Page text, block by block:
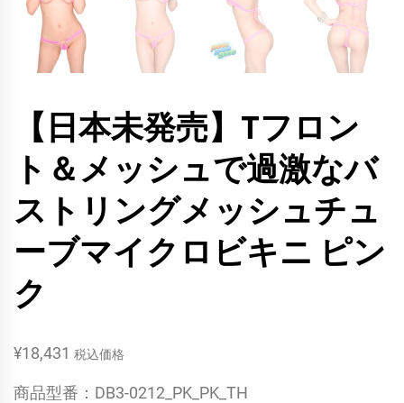
【日本未発売】Tフロン
ト＆メッシュで過激なバ
ストリングメッシュチュ
ーブマイクロビキニ ピン
ク
¥18,431 税込価格
商品型番：DB3-0212_PK_PK_TH